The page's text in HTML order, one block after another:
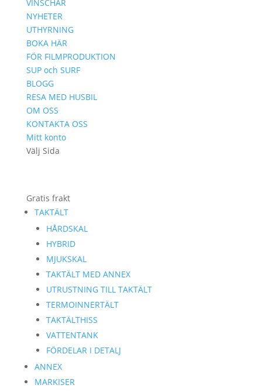
VINSCHAR
NYHETER
UTHYRNING
BOKA HÄR
FÖR FILMPRODUKTION
SUP och SURF
BLOGG
RESA MED HUSBIL
OM OSS
KONTAKTA OSS
Mitt konto
Välj Sida
Gratis frakt
TAKTÄLT
HÅRDSKAL
HYBRID
MJUKSKAL
TAKTÄLT MED ANNEX
UTRUSTNING TILL TAKTÄLT
TERMOINNERTÄLT
TAKTÄLTHISS
VATTENTANK
FÖRDELAR I DETALJ
ANNEX
MARKISER